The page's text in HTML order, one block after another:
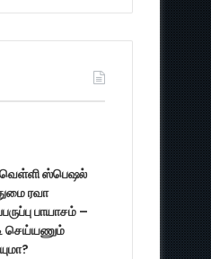
ஸ்பெஷல்
ரவா
பாயாசம் –
செய்யணும்